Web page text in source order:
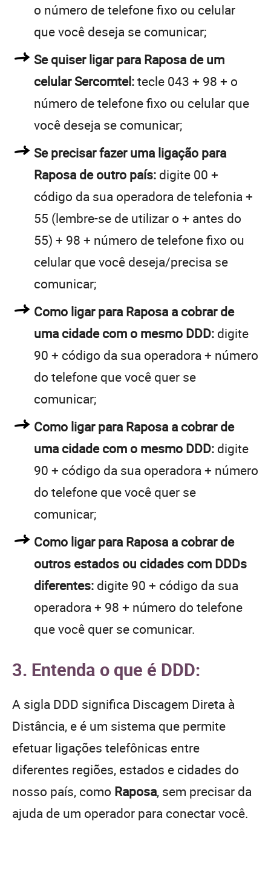
o número de telefone fixo ou celular
que você deseja se comunicar;
Se quiser ligar para Raposa de um
celular Sercomtel:tecle 043 + 98 + o
número de telefone fixo ou celular que
você deseja se comunicar;
Se precisar fazer uma ligação para
Raposa de outro país: digite 00 +
código da sua operadora de telefonia +
55 (lembre-se de utilizar o + antes do
55) + 98 + número de telefone fixo ou
celular que você deseja/precisa se
comunicar;
Como ligar para Raposa a cobrar de
uma cidade com o mesmo DDD: digite
90 + código da sua operadora + número
do telefone que você quer se
comunicar;
Como ligar para Raposa a cobrar de
uma cidade com o mesmo DDD: digite
90 + código da sua operadora + número
do telefone que você quer se
comunicar;
Como ligar para Raposa a cobrar de
outros estados ou cidades com DDDs
diferentes: digite 90 + código da sua
operadora + 98 + número do telefone
que você quer se comunicar.
3. Entenda o que é DDD:
A sigla DDD significa Discagem Direta à
Distância, e é um sistema que permite
efetuar ligações telefônicas entre
diferentes regiões, estados e cidades do
nosso país, como Raposa, sem precisar da
ajuda de um operador para conectar você.